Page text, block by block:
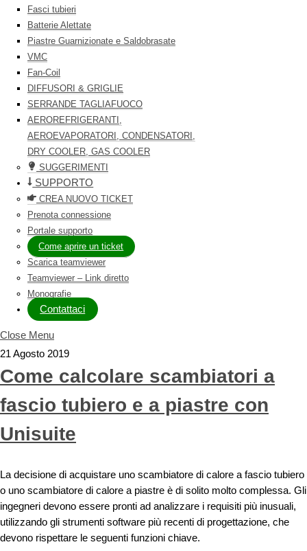
Fasci tubieri
Batterie Alettate
Piastre Guarnizionate e Saldobrasate
VMC
Fan-Coil
DIFFUSORI & GRIGLIE
SERRANDE TAGLIAFUOCO
AEROREFRIGERANTI,
AEROEVAPORATORI, CONDENSATORI,
DRY COOLER, GAS COOLER
SUGGERIMENTI
SUPPORTO
CREA NUOVO TICKET
Prenota connessione
Portale supporto
Come aprire un ticket
Scarica teamviewer
Teamviewer – Link diretto
Monografie
Contattaci
Close Menu
21 Agosto 2019
Come calcolare scambiatori a
fascio tubiero e a piastre con
Unisuite
La decisione di acquistare uno scambiatore di calore a fascio tubiero
o uno scambiatore di calore a piastre è di solito molto complessa. Gli
ingegneri devono essere pronti ad analizzare i requisiti più inusuali,
utilizzando gli strumenti software più recenti di progettazione, che
devono rispettare le seguenti funzioni chiave.